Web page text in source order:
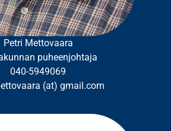
Petri Mettovaara
puheenjohtaja
040-5949069
(at) gmail.com